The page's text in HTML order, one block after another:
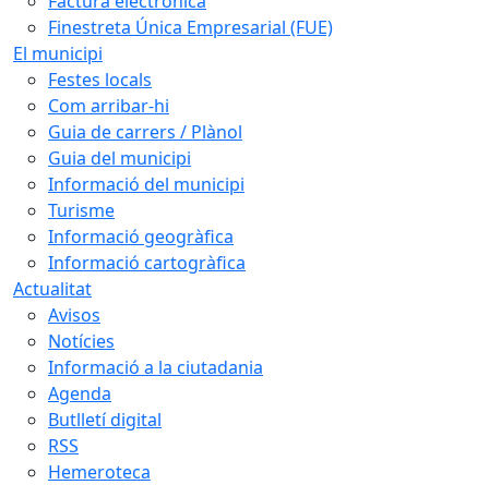
Finestreta Única Empresarial (FUE)
El municipi
Festes locals
Com arribar-hi
Guia de carrers / Plànol
Guia del municipi
Informació del municipi
Turisme
Informació geogràfica
Informació cartogràfica
Actualitat
Avisos
Notícies
Informació a la ciutadania
Agenda
Butlletí digital
RSS
Hemeroteca